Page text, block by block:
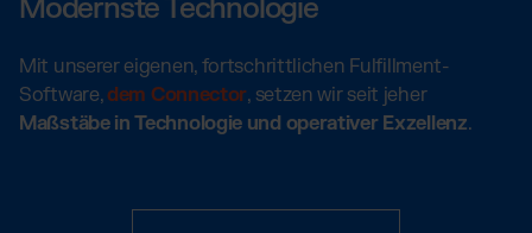
Modernste Technologie
Mit unserer eigenen, fortschrittlichen Fulfillment-
Software,dem Connector, setzen wir seit jeher
Maßstäbe in Technologie und operativer Exzellenz.